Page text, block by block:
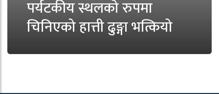
पर्यटकीय स्थलको रुपमा
चिनिएको हात्ती ढुङ्गा भत्कियो